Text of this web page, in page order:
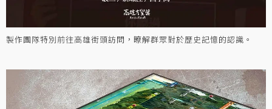
製作團隊特別前往高雄街頭訪問，暸解群眾對於歷史記憶的認識。